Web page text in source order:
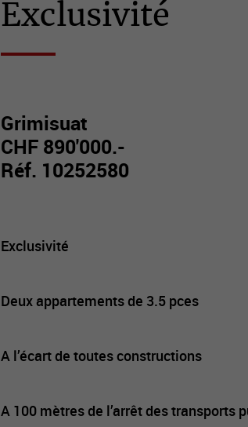
Exclusivité
Grimisuat
CHF 890'000.-
Réf. 10252580
Exclusivité
Deux appartements de 3.5 pces
A l’écart de toutes constructions
A 100 mètres de l’arrêt des transports